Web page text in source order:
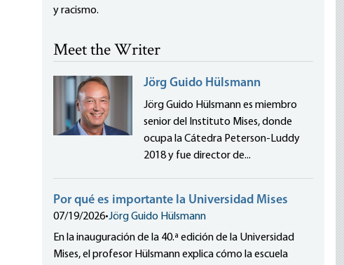
y racismo.
Meet the Writer
Jörg Guido Hülsmann
Jörg Guido Hülsmann es miembro
senior del Instituto Mises, donde
ocupa la Cátedra Peterson-Luddy
2018 y fue director de...
Por qué es importante la Universidad Mises
07/19/2026•Jörg Guido Hülsmann
En la inauguración de la 40.ª edición de la Universidad
Mises, el profesor Hülsmann explica cómo la escuela